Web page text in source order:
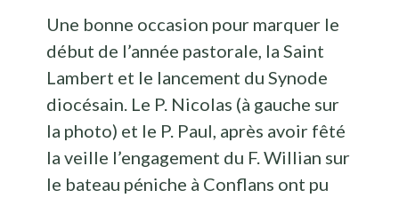
Une bonne occasion pour marquer le
début de l’année pastorale, la Saint
Lambert et le lancement du Synode
diocésain. Le P. Nicolas (à gauche sur
la photo) et le P. Paul, après avoir fêté
la veille l’engagement du F. Willian sur
le bateau péniche à Conflans ont pu